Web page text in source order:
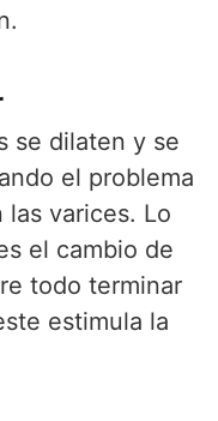
se dilaten y se
el problema
varices. Lo
el cambio de
todo terminar
estimula la